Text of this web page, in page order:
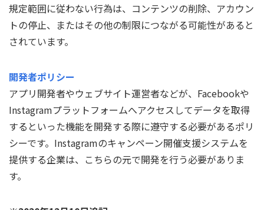
規定範囲に従わない行為は、コンテンツの削除、アカウン
トの停止、またはその他の制限につながる可能性があると
されています。
開発者ポリシー
アプリ開発者やウェブサイト運営者などが、Facebookや
Instagramプラットフォームへアクセスしてデータを取得
するといった機能を開発する際に遵守する必要があるポリ
シーです。Instagramのキャンペーン開催支援システムを
提供する企業は、こちらの元で開発を行う必要がありま
す。